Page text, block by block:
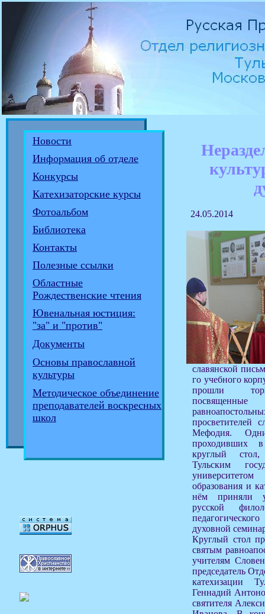
Новости
Информация об отделе
Конкурсы
Катехизаторские курсы
Фотоальбом
Библиотека
Контакты
Полезные ссылки
Областные
Рождественские чтения
Ювенальная юстиция:
"за" и "против"
Документы
Основы православной
культуры
Методическое объединение
преподавателей воскресных
школ
24.05.2014
славянской
го учебного
прошли
просветителей
Мефодия.
проходивших в
круглый стол,
Тульским
образования и
нём приняли
русской
духовной
Круглый стол
святым
учителям
председатель
катехизации
Геннадий
святителя